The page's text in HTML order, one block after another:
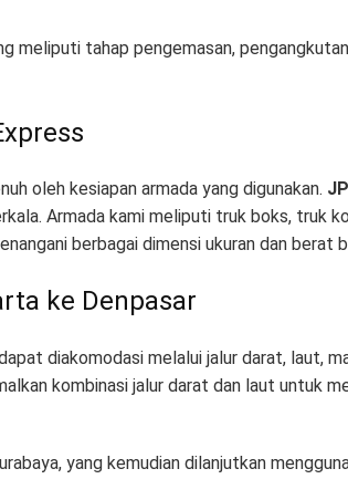
meliputi tahap pengemasan,
oleh kesiapan armada yang digunakan.
. Armada kami meliputi truk boks, truk
berbagai dimensi ukuran dan berat
ke Denpasar
diakomodasi melalui jalur darat, laut,
kombinasi jalur darat dan laut untuk
yang kemudian dilanjutkan